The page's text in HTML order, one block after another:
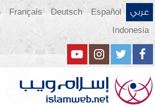
عربي Español
Deutsch
Français
Indonesia